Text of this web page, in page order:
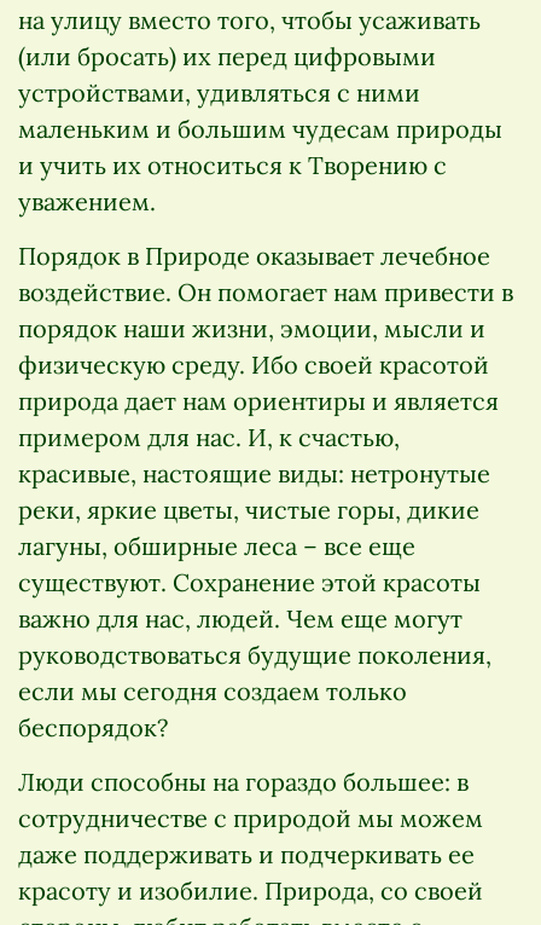
на улицу вместо того, чтобы усаживать
(или бросать) их перед цифровыми
устройствами, удивляться с ними
маленьким и большим чудесам природы
и учить их относиться к Творению с
уважением.
Порядок в Природе оказывает лечебное
воздействие. Он помогает нам привести в
порядок наши жизни, эмоции, мысли и
физическую среду. Ибо своей красотой
природа дает нам ориентиры и является
примером для нас. И, к счастью,
красивые, настоящие виды: нетронутые
реки, яркие цветы, чистые горы, дикие
лагуны, обширные леса – все еще
существуют. Сохранение этой красоты
важно для нас, людей. Чем еще могут
руководствоваться будущие поколения,
если мы сегодня создаем только
беспорядок?
Люди способны на гораздо большее: в
сотрудничестве с природой мы можем
даже поддерживать и подчеркивать ее
красоту и изобилие. Природа, со своей